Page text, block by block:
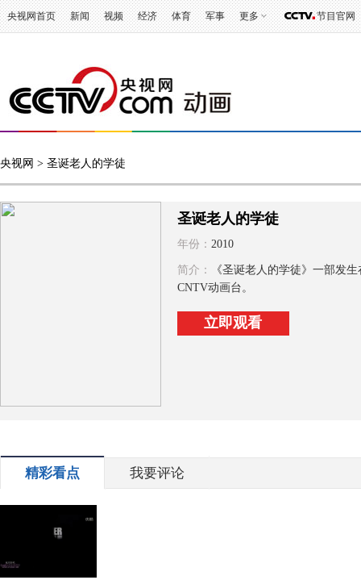
央视网首页 新闻 视频 经济 体育 军事 更多 节目官网
央视网 > 圣诞老人的学徒
圣诞老人的学徒
年份： 2010
简介：
《圣诞老人的学徒》一部发
CNTV动画台。
立即观看
精彩看点 我要评论